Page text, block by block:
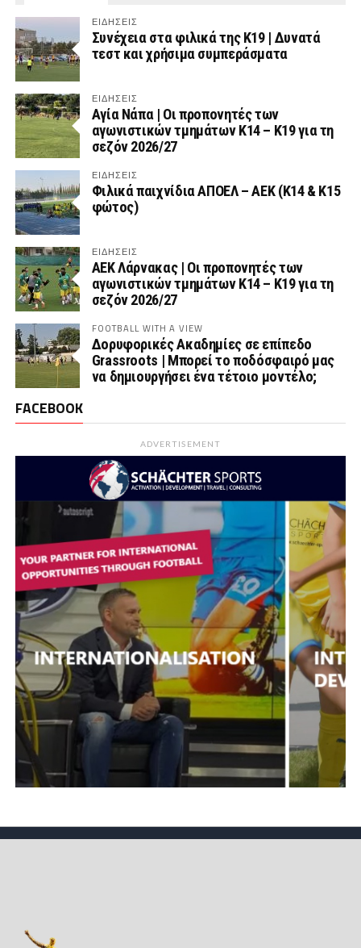
ΕΙΔΗΣΕΙΣ
Συνέχεια στα φιλικά της Κ19 | Δυνατά
τεστ και χρήσιμα συμπεράσματα
ΕΙΔΗΣΕΙΣ
Αγία Νάπα | Οι προπονητές των
αγωνιστικών τμημάτων Κ14 – Κ19 για τη
σεζόν 2026/27
ΕΙΔΗΣΕΙΣ
Φιλικά παιχνίδια ΑΠΟΕΛ – ΑΕΚ (Κ14 & Κ15
φώτος)
ΕΙΔΗΣΕΙΣ
AEK Λάρνακας | Οι προπονητές των
αγωνιστικών τμημάτων Κ14 – Κ19 για τη
σεζόν 2026/27
FOOTBALL WITH A VIEW
Δορυφορικές Ακαδημίες σε επίπεδο
Grassroots | Μπορεί το ποδόσφαιρό μας
να δημιουργήσει ένα τέτοιο μοντέλο;
FACEBOOK
ADVERTISEMENT